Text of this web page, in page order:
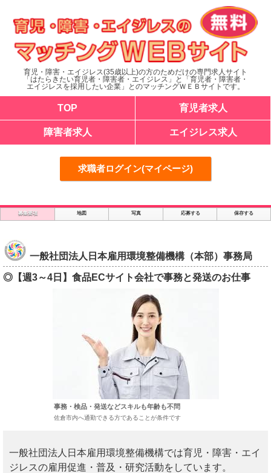
育児・障害・エイジレス(35歳以上)の方のためだけの専門求人サイト
「はたらきたい育児者・障害者・エイジレス」と「育児者・障害者・
エイジレスを採用したい企業」とのマッチングＷＥＢサイトです。
TOP 育児者求人
障害者求人 エイジレス求人
求職者ログイン(マイページ)
募集要項 地図 写真 応募する 保存する
一般社団法人日本雇用環境整備機構（本部）事務局
◎【週3～4日】食品ECサイト会社で事務と発送のお仕事
事務・検品・発送などスキルも年齢も不問
佐倉市内へ通勤できる方であることが条件です
一般社団法人日本雇用環境整備機構では育児・障害・エイ
ジレスの雇用促進・普及・研究活動をしています。